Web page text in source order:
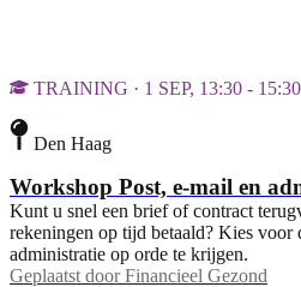
TRAINING · 1 SEP, 13:30 - 15:30
Den Haag
Workshop Post, e-mail en
Kunt u snel een brief of contract
rekeningen op tijd betaald? Kies voor
administratie op orde te krijgen.
Geplaatst door Financieel Gezond